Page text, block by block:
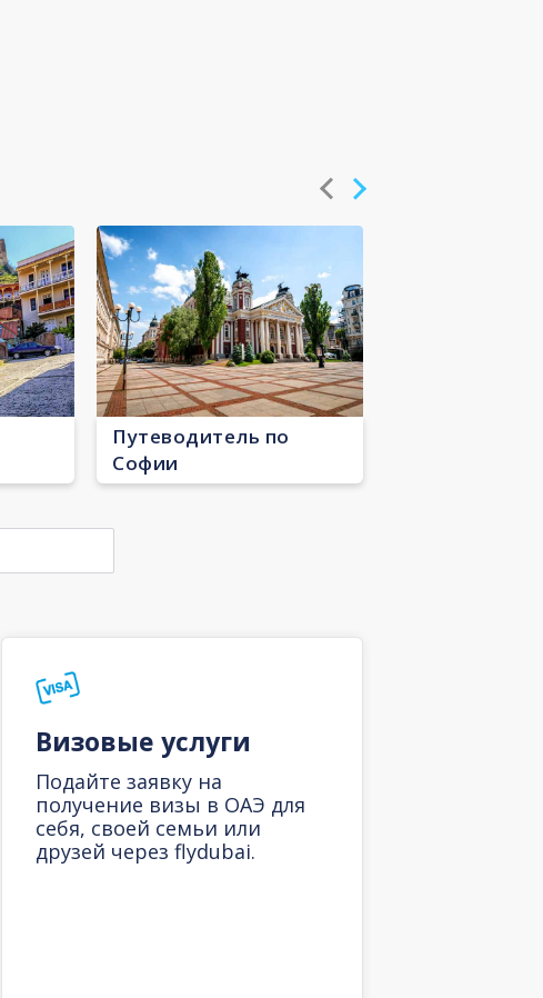
Путеводитель по
Софии
Визовые услуги
Подайте заявку на
получение визы в ОАЭ для
себя, своей семьи или
друзей через flydubai.